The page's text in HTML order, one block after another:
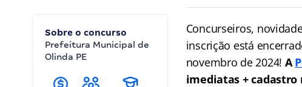
Sobre o concurso
Prefeitura Municipal de
Olinda PE
Concurseiros,
inscrição está
novembro de 2024! A
imediatas + cadastro